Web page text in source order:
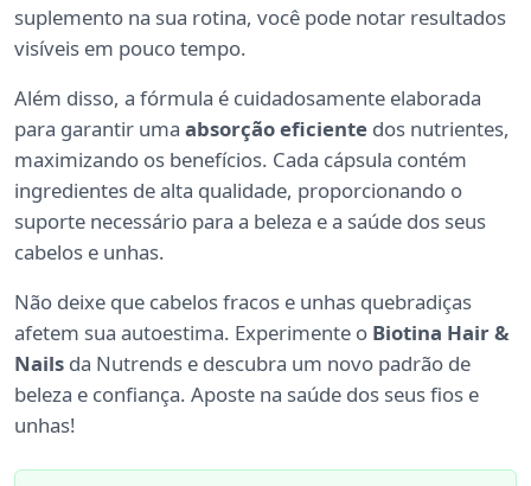
suplemento na sua rotina, você pode notar resultados
visíveis em pouco tempo.
Além disso, a fórmula é cuidadosamente elaborada
para garantir uma absorção eficiente dos nutrientes,
maximizando os benefícios. Cada cápsula contém
ingredientes de alta qualidade, proporcionando o
suporte necessário para a beleza e a saúde dos seus
cabelos e unhas.
Não deixe que cabelos fracos e unhas quebradiças
afetem sua autoestima. Experimente o Biotina Hair &
Nails da Nutrends e descubra um novo padrão de
beleza e confiança. Aposte na saúde dos seus fios e
unhas!